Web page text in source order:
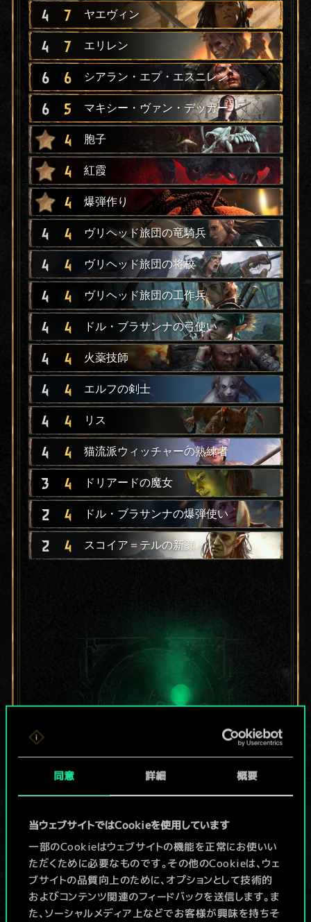
同意 詳細 概要
当ウェブサイトではCookieを使用しています
一部のCookieはウェブサイトの機能を正常にお使いい
ただくために必要なものです。その他のCookieは、ウェ
ブサイトの品質向上のために、オプションとして技術的
およびコンテンツ関連のフィードバックを送信します。ま
た、ソーシャルメディア上などでお客様が興味を持ちそ
4 7 ヤエヴィン
4 7 エリレン
6 6 シアラン・エプ・エスニレン
6 5 マキシー・ヴァン・デッカー
4 胞子
4 紅霞
4 爆弾作り
4 4 ヴリヘッド旅団の竜騎兵
4 4 ヴリヘッド旅団の将校
4 4 ヴリヘッド旅団の工作兵
4 4 ドル・ブラサンナの弓使い
4 4 火薬技師
4 4 エルフの剣士
4 4 リス
4 4 猫流派ウィッチャーの熟練者
3 4 ドリアードの魔女
2 4 ドル・ブラサンナの爆弾使い
2 4 スコイア＝テルの新顔
現在はまだこれし
か共有デッキがあ
りませんが、
続々追加中！